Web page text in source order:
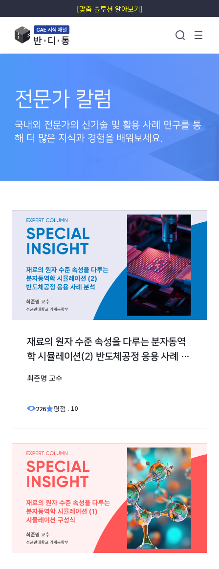
[맞춤 솔루션 알아보기]
전문가 칼럼
국내외 전문가의 신기술 및 활용 사례 연구를 통
해 더 많은 지식과 경험을 배워보세요.
재료의 원자 수준 속성을 다루는 분자동역
학 시뮬레이션(2) 반도체공정 응용 사례 분
최준명 교수
226 평점 : 10